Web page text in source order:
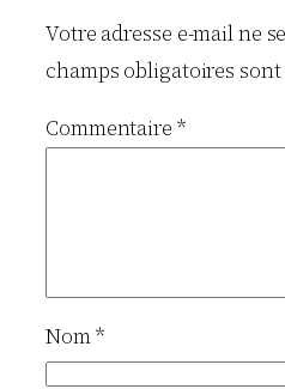
Votre adresse e-mail ne
champs obligatoires
Commentaire *
Nom*